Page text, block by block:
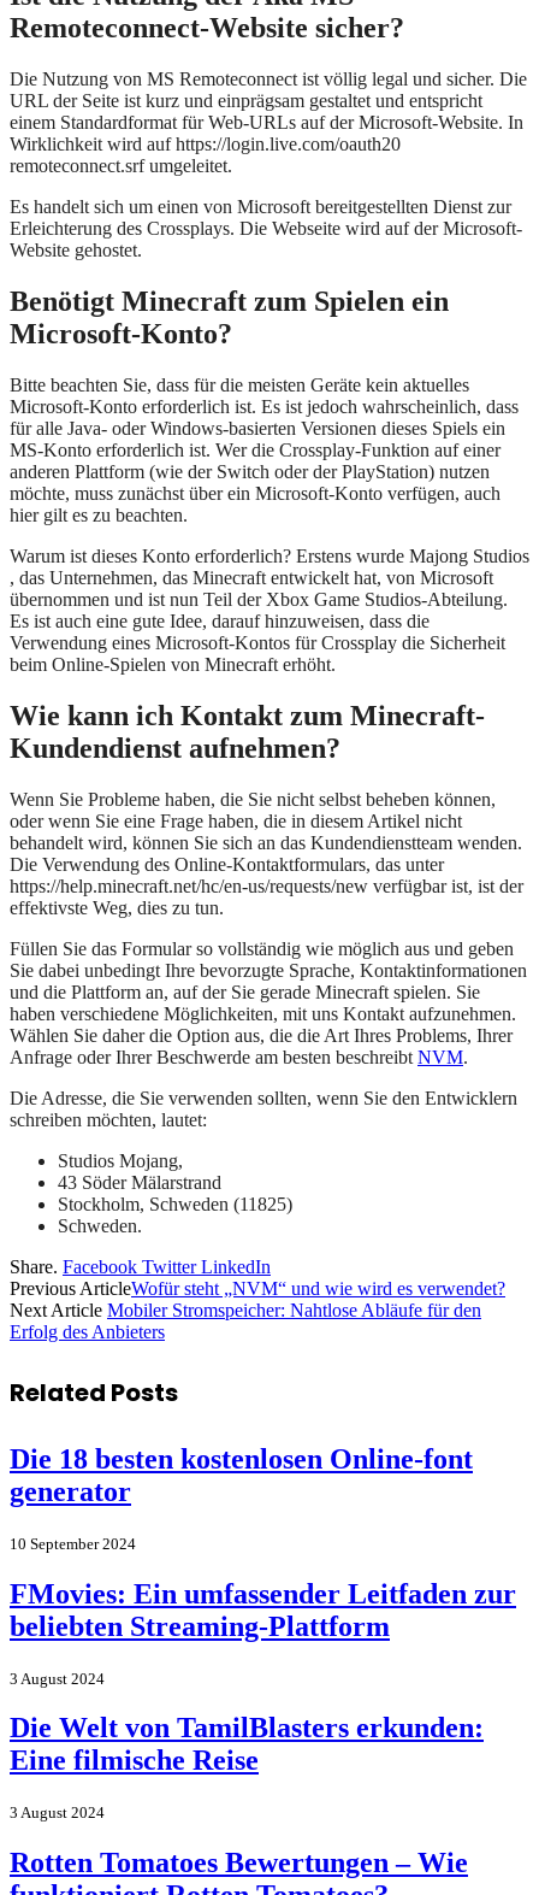
Remoteconnect-Website sicher?
Die Nutzung von MS Remoteconnect ist völlig legal und sicher. Die
URL der Seite ist kurz und einprägsam gestaltet und entspricht
einem Standardformat für Web-URLs auf der Microsoft-Website. In
Wirklichkeit wird auf https://login.live.com/oauth20
remoteconnect.srf umgeleitet.
Es handelt sich um einen von Microsoft bereitgestellten Dienst zur
Erleichterung des Crossplays. Die Webseite wird auf der Microsoft-
Website gehostet.
Benötigt Minecraft zum Spielen ein
Microsoft-Konto?
Bitte beachten Sie, dass für die meisten Geräte kein aktuelles
Microsoft-Konto erforderlich ist. Es ist jedoch wahrscheinlich, dass
für alle Java- oder Windows-basierten Versionen dieses Spiels ein
MS-Konto erforderlich ist. Wer die Crossplay-Funktion auf einer
anderen Plattform (wie der Switch oder der PlayStation) nutzen
möchte, muss zunächst über ein Microsoft-Konto verfügen, auch
hier gilt es zu beachten.
Warum ist dieses Konto erforderlich? Erstens wurde Majong Studios
, das Unternehmen, das Minecraft entwickelt hat, von Microsoft
übernommen und ist nun Teil der Xbox Game Studios-Abteilung.
Es ist auch eine gute Idee, darauf hinzuweisen, dass die
Verwendung eines Microsoft-Kontos für Crossplay die Sicherheit
beim Online-Spielen von Minecraft erhöht.
Wie kann ich Kontakt zum Minecraft-
Kundendienst aufnehmen?
Wenn Sie Probleme haben, die Sie nicht selbst beheben können,
oder wenn Sie eine Frage haben, die in diesem Artikel nicht
behandelt wird, können Sie sich an das Kundendienstteam wenden.
Die Verwendung des Online-Kontaktformulars, das unter
https://help.minecraft.net/hc/en-us/requests/new verfügbar ist, ist der
effektivste Weg, dies zu tun.
Füllen Sie das Formular so vollständig wie möglich aus und geben
Sie dabei unbedingt Ihre bevorzugte Sprache, Kontaktinformationen
und die Plattform an, auf der Sie gerade Minecraft spielen. Sie
haben verschiedene Möglichkeiten, mit uns Kontakt aufzunehmen.
Wählen Sie daher die Option aus, die die Art Ihres Problems, Ihrer
Anfrage oder Ihrer Beschwerde am besten beschreibt NVM.
Die Adresse, die Sie verwenden sollten, wenn Sie den Entwicklern
schreiben möchten, lautet:
Studios Mojang,
43 Söder Mälarstrand
Stockholm, Schweden (11825)
Schweden.
Share. Facebook Twitter LinkedIn
Previous ArticleWofür steht „NVM“ und wie wird es verwendet?
Next Article Mobiler Stromspeicher: Nahtlose Abläufe für den
Erfolg des Anbieters
Related Posts
Die 18 besten kostenlosen Online-font
generator
10 September 2024
FMovies: Ein umfassender Leitfaden zur
beliebten Streaming-Plattform
3 August 2024
Die Welt von TamilBlasters erkunden:
Eine filmische Reise
3 August 2024
Rotten Tomatoes Bewertungen – Wie